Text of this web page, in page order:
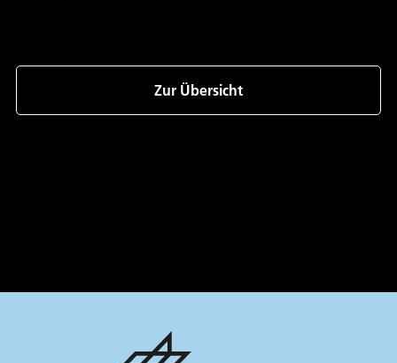
Zur Übersicht